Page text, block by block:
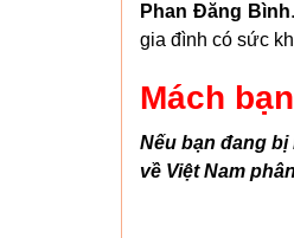
Phan Đăng Bình
gia đình có sức
Mách
Nếu bạn đang
về Việt Nam